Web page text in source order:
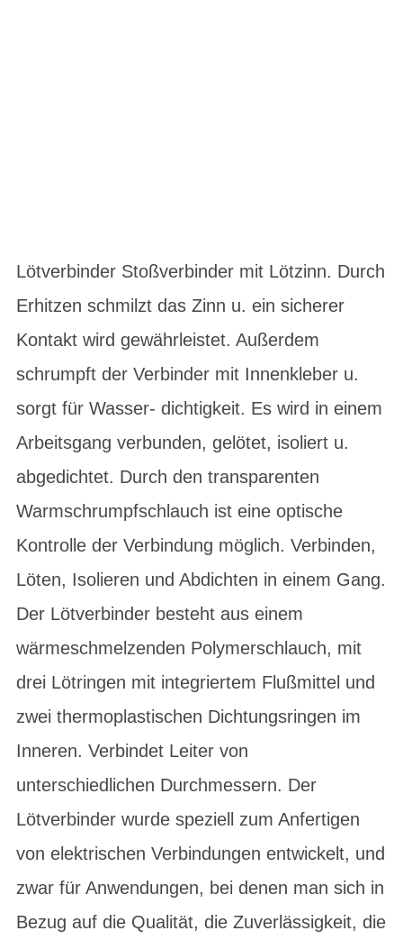
Lötverbinder Stoßverbinder mit Lötzinn. Durch
Erhitzen schmilzt das Zinn u. ein sicherer
Kontakt wird gewährleistet. Außerdem
schrumpft der Verbinder mit Innenkleber u.
sorgt für Wasser- dichtigkeit. Es wird in einem
Arbeitsgang verbunden, gelötet, isoliert u.
abgedichtet. Durch den transparenten
Warmschrumpfschlauch ist eine optische
Kontrolle der Verbindung möglich. Verbinden,
Löten, Isolieren und Abdichten in einem Gang.
Der Lötverbinder besteht aus einem
wärmeschmelzenden Polymerschlauch, mit
drei Lötringen mit integriertem Flußmittel und
zwei thermoplastischen Dichtungsringen im
Inneren. Verbindet Leiter von
unterschiedlichen Durchmessern. Der
Lötverbinder wurde speziell zum Anfertigen
von elektrischen Verbindungen entwickelt, und
zwar für Anwendungen, bei denen man sich in
Bezug auf die Qualität, die Zuverlässigkeit, die